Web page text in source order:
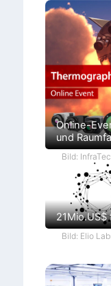
Online-
und
Bild:
21Mio.US$
Bild: Elio